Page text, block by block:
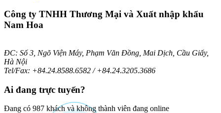
Công ty TNHH Thương Mại và Xuất nhập khẩu
Nam Hoa
ĐC: Số 3, Ngõ Viện Máy, Phạm Văn Đồng, Mai Dịch, Cầu Giấy,
Hà Nội
Tel/Fax: +84.24.8588.6582 / +84.24.3205.3686
Ai đang trực tuyến?
Đang có 987 khách và không thành viên đang online